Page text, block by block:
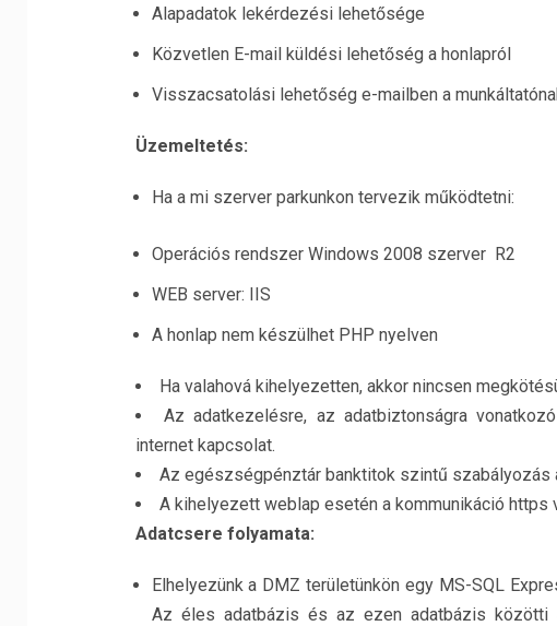
Alapadatok lekérdezési lehetősége
Közvetlen E-mail küldési lehetőség a honlapról
Visszacsatolási lehetőség e-mailben a
Üzemeltetés:
Ha a mi szerver parkunkon tervezik működtetni:
Operációs rendszer Windows 2008 szerver R2
WEB server: IIS
A honlap nem készülhet PHP nyelven
Ha valahová kihelyezetten, akkor nincsen
Az adatkezelésre, az adatbiztonságra
internet kapcsolat.
Az egészségpénztár banktitok szintű szabályozás
A kihelyezett weblap esetén a kommunikáció https
Adatcsere folyamata:
Elhelyezünk a DMZ területünkön egy MS-SQL
Az éles adatbázis és az ezen adatbázis